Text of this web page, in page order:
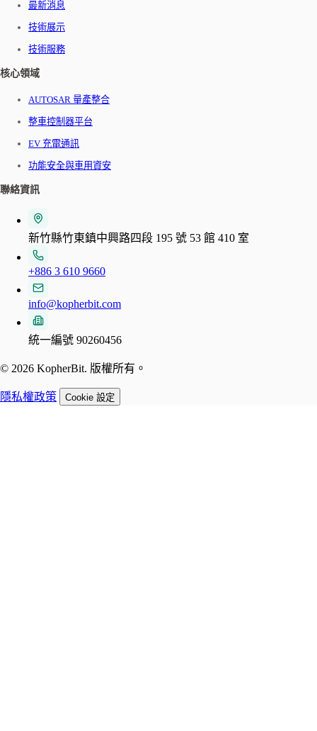
最新消息
技術展示
技術服務
核心領域
AUTOSAR 量產整合
整車控制器平台
EV 充電通訊
功能安全與車用資安
聯絡資訊
新竹縣竹東鎮中興路四段 195 號 53 館 410 室
+886 3 610 9660
info@kopherbit.com
統一編號 90260456
© 2026 KopherBit. 版權所有。
隱私權政策 Cookie 設定